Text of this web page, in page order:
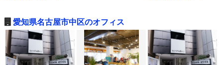
愛知県名古屋市中区のオフィス